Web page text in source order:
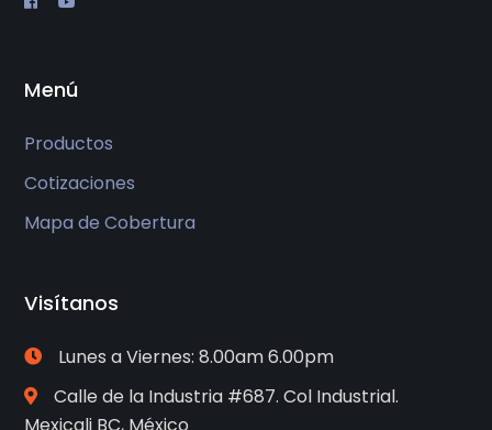
Menú
Productos
Cotizaciones
Mapa de Cobertura
Visítanos
Lunes a Viernes: 8.00am 6.00pm
Calle de la Industria #687. Col Industrial.